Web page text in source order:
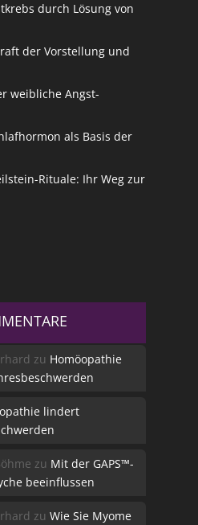
durch Lösung von
der Vorstellung und
weibliche Angst-
als Basis der
Rituale: Ihr Weg zur
zu Homöopathie
lindert
zu Mit der GAPS™-
beeinflussen
zu Wie Sie Myome